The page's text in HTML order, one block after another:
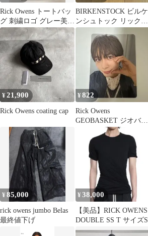
Rick Owens トートバッ
グ 刺繍ロゴ グレー美品
リックオウエンス
BIRKENSTOCK ビルケ
ンシュトック リックオ
ウエンス アリゾナ 42
¥21,900
Rick Owens coating cap
¥822
Rick Owens
GEOBASKET ジオバス
ケット スニーカー
¥85,000
rick owens jumbo Belas
最終値下げ
¥ 38,000
【美品】RICK OWENS
DOUBLE SS T サイズS